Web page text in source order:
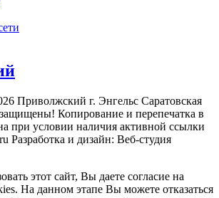
Приволжский г. Энгельс Саратовская
Копирование и перепечатка в
при условии наличия активной ссылки
Разработка и дизайн: Веб-студия
этот сайт, Вы даете согласие на
На данном этапе Вы можете отказаться